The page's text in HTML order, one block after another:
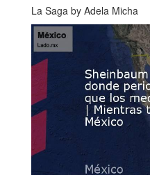
La Saga by Adela Micha